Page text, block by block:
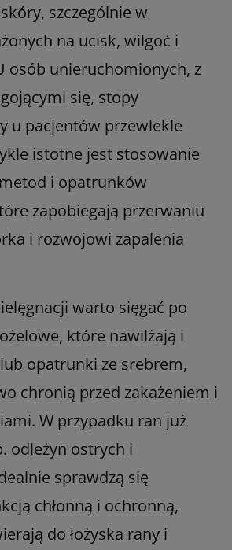
szczególnie w
na ucisk, wilgoć i
osób unieruchomionych, z
się, stopy
u pacjentów przewlekle
istotne jest stosowanie
i opatrunków
zapobiegają przerwaniu
i rozwojowi zapalenia
warto sięgać po
które nawilżają i
opatrunki ze srebrem,
chronią przed zakażeniem i
W przypadku ran już
odleżyn ostrych i
sprawdzą się
chłonną i ochronną,
do łożyska rany i